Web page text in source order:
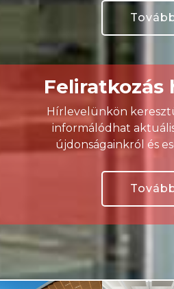
Feliratkozás
Hírlevelünkön
informálódhat
újdonságainkról és